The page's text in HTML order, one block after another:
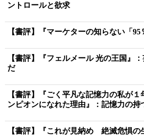
ントロールと欲求
【書評】『マーケターの知らない「
【書評】『フェルメール 光の王国』
だ
【書評】『ごく平凡な記憶力の私が
ンピオンになれた理由』：記憶力の持
【書評】『これが見納め 絶滅危惧の